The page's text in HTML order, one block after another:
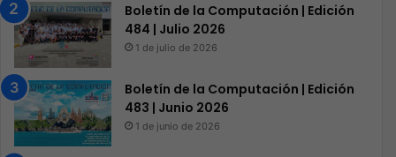
Boletín de la Computación | Edición
484 | Julio 2026
1 de julio de 2026
Boletín de la Computación | Edición
483 | Junio 2026
1 de junio de 2026